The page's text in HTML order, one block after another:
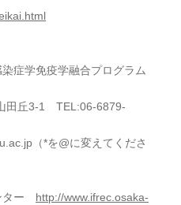
症学免疫学融合プログラム
田丘3-1 TEL:06-6879-
（*を@に変えてくださ
ター http://www.ifrec.osaka-